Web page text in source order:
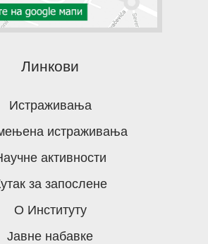
Линкови
Истраживања
истраживања
активности
за запослене
О Институту
Јавне набавке